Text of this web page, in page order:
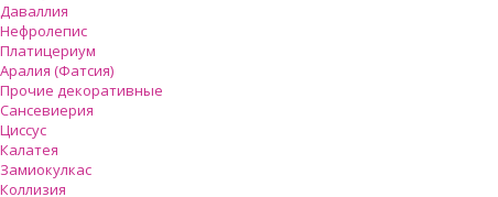
Даваллия
Нефролепис
Платицериум
Аралия (Фатсия)
Прочие декоративные
Сансевиерия
Циссус
Калатея
Замиокулкас
Коллизия